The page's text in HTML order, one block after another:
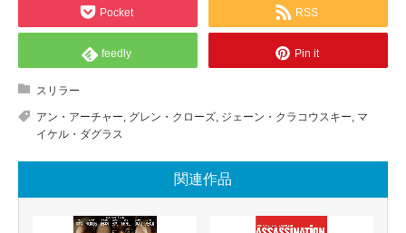
Pocket RSS
feedly Pin it
スリラー
アン・アーチャー グレン・クローズ ジェーン・クラコウスキー マ
イケル・ダグラス
関連作品